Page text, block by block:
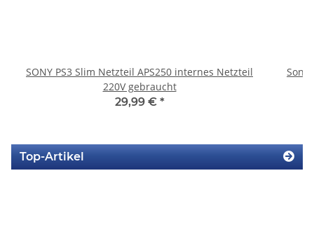
SONY PS3 Slim Netzteil APS250 internes Netzteil
220V gebraucht
29,99 € *
Sony
Top-Artikel